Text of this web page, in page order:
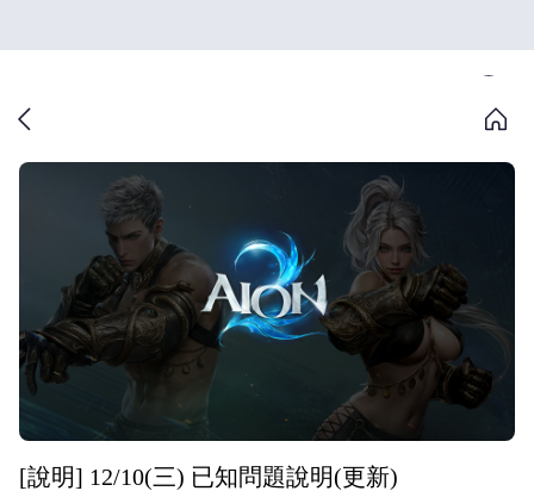
[說明] 12/10(三) 已知問題說明(更新)